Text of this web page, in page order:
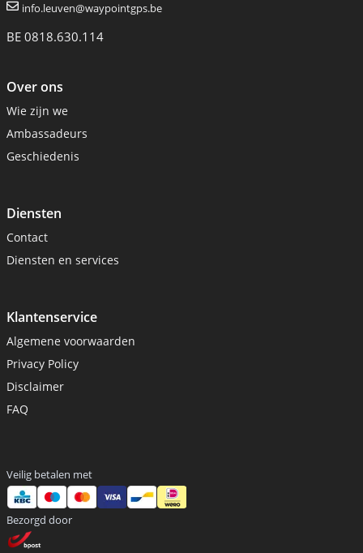
info.leuven@waypointgps.be
BE 0818.630.114
Over ons
Wie zijn we
Ambassadeurs
Geschiedenis
Diensten
Contact
Diensten en services
Klantenservice
Algemene voorwaarden
Privacy Policy
Disclaimer
FAQ
Veilig betalen met
Bezorgd door